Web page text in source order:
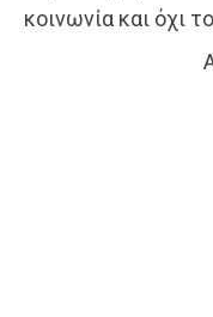
κοινωνία και όχι